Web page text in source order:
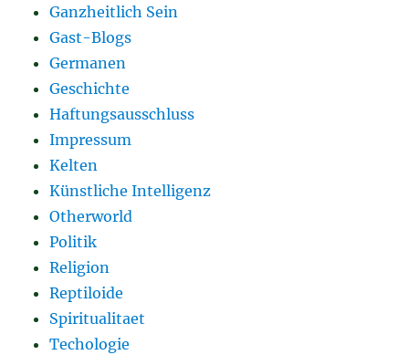
Ganzheitlich Sein
Gast-Blogs
Germanen
Geschichte
Haftungsausschluss
Impressum
Kelten
Künstliche Intelligenz
Otherworld
Politik
Religion
Reptiloide
Spiritualitaet
Techologie